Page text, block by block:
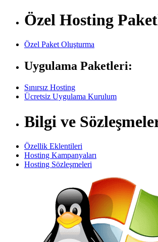
Özel Hosting
Özel Paket Oluşturma
Uygulama Paketleri:
Sınırsız Hosting
Ücretsiz Uygulama Kurulum
Bilgi ve
Özellik Eklentileri
Hosting Kampanyaları
Hosting Sözleşmeleri